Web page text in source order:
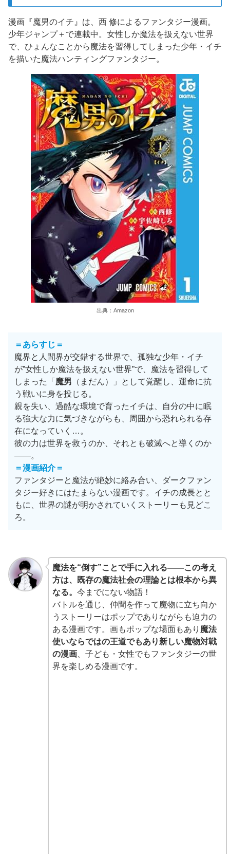
漫画『魔男のイチ』は、西 修によるファンタジー漫画。
少年ジャンプ＋で連載中。女性しか魔法を扱えない世界
で、ひょんなことから魔法を習得してしまった少年・イチ
を描いた魔法ハンティングファンタジー。
出典：Amazon
＝あらすじ＝
魔界と人間界が交錯する世界で、孤独な少年・イチ
が”女性しか魔法を扱えない世界”で、魔法を習得して
しまった「 魔男 （まだん）」として覚醒し、運命に抗
う戦いに身を投じる。
親を失い、過酷な環境で育ったイチは、自分の中に眠
る強大な力に気づきながらも、周囲から恐れられる存
在になっていく…。
彼の力は世界を救うのか、それとも破滅へと導くのか
——。
＝漫画紹介＝
ファンタジーと魔法が絶妙に絡み合い、ダークファン
タジー好きにはたまらない漫画です。イチの成長とと
もに、世界の謎が明かされていくストーリーも見どこ
ろ。
魔法を“倒す”ことで手に入れる——この考え
方は、既存の魔法社会の理論とは根本から異
なる。 今までにない物語！
バトルを通じ、仲間を作って魔物に立ち向か
うストーリーはポップでありながらも迫力の
ある漫画です。画もポップな場面もあり 魔法
使いならではの王道でもあり新しい魔物対戦
の漫画、子ども・女性でもファンタジーの世
界を楽しめる漫画です。